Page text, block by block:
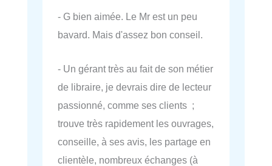
- G bien aimée. Le Mr est un peu
bavard. Mais d'assez bon conseil.
- Un gérant très au fait de son métier
de libraire, je devrais dire de lecteur
passionné, comme ses clients ;
trouve très rapidement les ouvrages,
conseille, à ses avis, les partage en
clientèle, nombreux échanges (à